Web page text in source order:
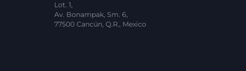
Lot. 1,
Av. Bonampak, Sm. 6,
77500 Cancún, Q.R., Mexico